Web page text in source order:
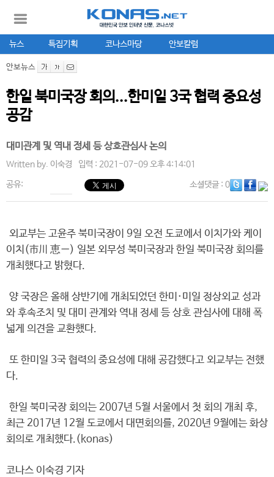
뉴스 특집기획 코나스마당 안보칼럼
안보뉴스
한일 북미국장 회의...한미일 3국 협력 중요성
공감
대미관계 및 역내 정세 등 상호관심사 논의
Written by. 이숙경 입력 : 2021-07-09 오후 4:14:01
공유: 소셜댓글: 0
외교부는 고윤주 북미국장이 9일 오전 도쿄에서 이치가와 케이
이치(市川 恵一) 일본 외무성 북미국장과 한일 북미국장 회의를
개최했다고 밝혔다.
양 국장은 올해 상반기에 개최되었던 한미·미일 정상외교 성과
와 후속조치 및 대미 관계와 역내 정세 등 상호 관심사에 대해 폭
넓게 의견을 교환했다.
또 한미일 3국 협력의 중요성에 대해 공감했다고 외교부는 전했
다.
한일 북미국장 회의는 2007년 5월 서울에서 첫 회의 개최 후,
최근 2017년 12월 도쿄에서 대면회의를, 2020년 9월에는 화상
회의로 개최했다.(konas)
코나스 이숙경 기자